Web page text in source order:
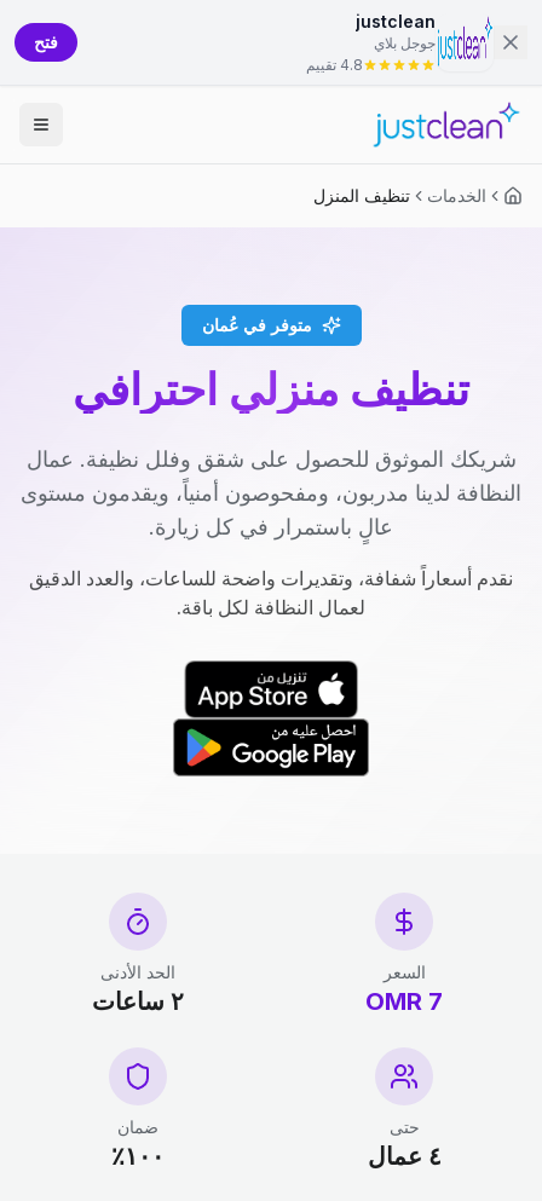
justclean
جوجل بلاي
4.8 تقييم
فتح
الخدمات تنظيف المنزل
متوفر في عُمان
تنظيف منزلي احترافي
شريكك الموثوق للحصول على شقق وفلل نظيفة. عمال
النظافة لدينا مدربون، ومفحوصون أمنياً، ويقدمون مستوى
عالٍ باستمرار في كل زيارة.
نقدم أسعاراً شفافة، وتقديرات واضحة للساعات، والعدد الدقيق
لعمال النظافة لكل باقة.
السعر
7 OMR
الحد الأدنى
٢ ساعات
حتى
٤ عمال
ضمان
١٠٠٪